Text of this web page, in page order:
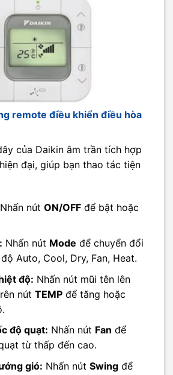
remote điều khiển điều hòa
của Daikin âm trần tích hợp
đại, giúp bạn thao tác tiện
Nhấn nút ON/OFFđể bật hoặc
Nhấn nút Mode để chuyển đổi
Auto, Cool, Dry, Fan, Heat.
độ: Nhấn nút mũi tên lên
nút TEMPđể tăng hoặc
độ quạt: Nhấn nút Fan để
từ thấp đến cao.
gió: Nhấn nút Swingđể